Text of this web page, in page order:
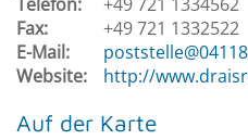
Fax:
+49 721 1332522
E-Mail:
Website:
http://
Auf der Karte